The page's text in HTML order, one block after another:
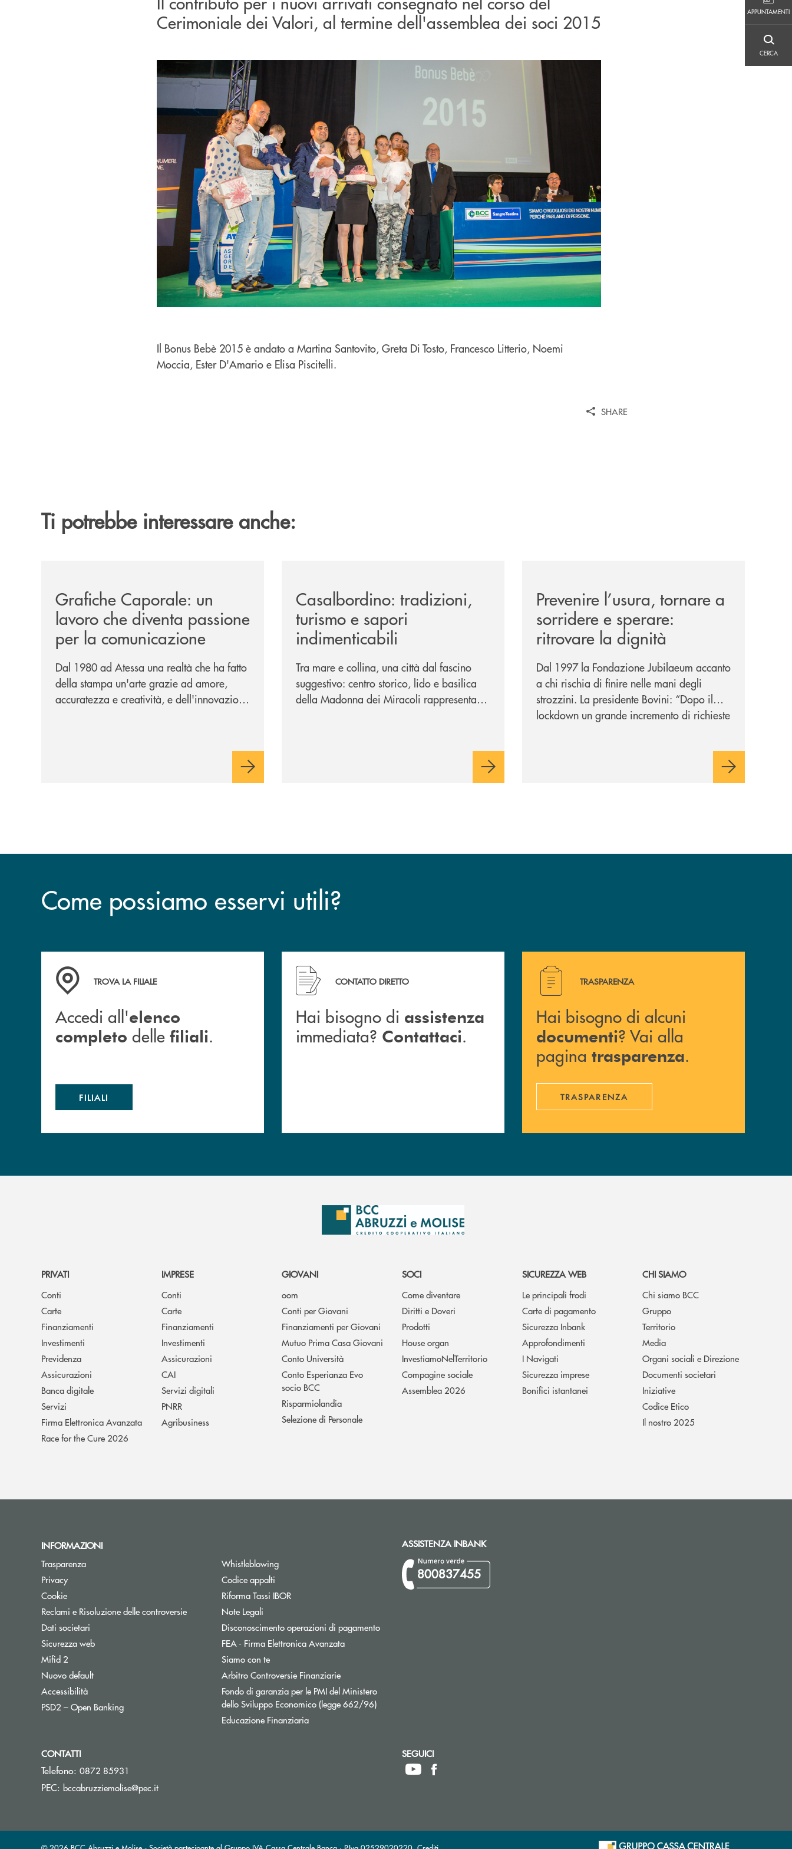
APPUNTAMENTI
CERCA
Cerimoniale dei Valori, al termine dell'assemblea dei soci 2015
Il Bonus Bebè 2015 è andato a Martina Santovito, Greta Di Tosto, Francesco Litterio, Noemi
Moccia, Ester D'Amario e Elisa Piscitelli.
SHARE
Ti potrebbe interessare anche:
Grafiche Caporale: un
lavoro che diventa passione
per la comunicazione
Dal 1980 ad Atessa una realtà che ha fatto
della stampa un'arte grazie ad amore,
accuratezza e creatività, e dell'innovazione
Casalbordino: tradizioni,
turismo e sapori
indimenticabili
Tra mare e collina, una città dal fascino
suggestivo: centro storico, lido e basilica
della Madonna dei Miracoli rappresentano
Prevenire l’usura, tornare a
sorridere e sperare:
ritrovare la dignità
Dal 1997 la Fondazione Jubilaeum accanto
a chi rischia di finire nelle mani degli
strozzini. La presidente Bovini: “Dopo il
lockdown un grande incremento di richieste
Come possiamo esservi utili?
Accedi all' elenco completo delle filiali .
TROVA LA FILIALE
Accedi all'elenco
completo delle filiali.
FILIALI
CONTATTO DIRETTO
Hai bisogno di assistenza
immediata? Contattaci.
Hai bisogno di alcuni documenti ? Vai alla pagina
TRASPARENZA
Hai bisogno di alcuni
documenti? Vai alla
pagina trasparenza.
TRASPARENZA
PRIVATI
Conti
Carte
Finanziamenti
Investimenti
Previdenza
Assicurazioni
Banca digitale
Servizi
Firma Elettronica Avanzata
Race for the Cure 2026
IMPRESE
Conti
Carte
Finanziamenti
Investimenti
Assicurazioni
CAI
Servizi digitali
PNRR
Agribusiness
GIOVANI
oom
Conti per Giovani
Finanziamenti per Giovani
Mutuo Prima Casa Giovani
Conto Università
Conto Esperianza Evo
socio BCC
Risparmiolandia
Selezione di Personale
SOCI
Come diventare
Diritti e Doveri
Prodotti
House organ
InvestiamoNelTerritorio
Compagine sociale
Assemblea 2026
SICUREZZA WEB
Le principali frodi
Carte di pagamento
Sicurezza Inbank
Approfondimenti
I Navigati
Sicurezza imprese
Bonifici istantanei
CHI SIAMO
Chi siamo BCC
Gruppo
Territorio
Media
Organi sociali e Direzione
Documenti societari
Iniziative
Codice Etico
Il nostro 2025
INFORMAZIONI
Trasparenza
Privacy
Cookie
Reclami e Risoluzione delle controversie
Dati societari
Sicurezza web
Mifid 2
Nuovo defaultApre una nuova finestra
Accessibilità
PSD2 – Open BankingApre una nuova finestra
Whistleblowing
Codice appalti
Riforma Tassi IBORApre una nuova finestra
Note Legali
Disconoscimento operazioni di pagamento
FEA - Firma Elettronica Avanzata
Siamo con te
Arbitro Controversie FinanziarieApre una nuova finestra
Fondo di garanzia per le PMI del Ministero
dello Sviluppo Economico (legge 662/96)Apre una nuova finestra
Educazione Finanziaria
ASSISTENZA INBANK
800837455
CONTATTI
Telefono: 0872 85931
PEC: bccabruzziemolise@pec.it(si apre l’app di posta elettronica)
SEGUICI